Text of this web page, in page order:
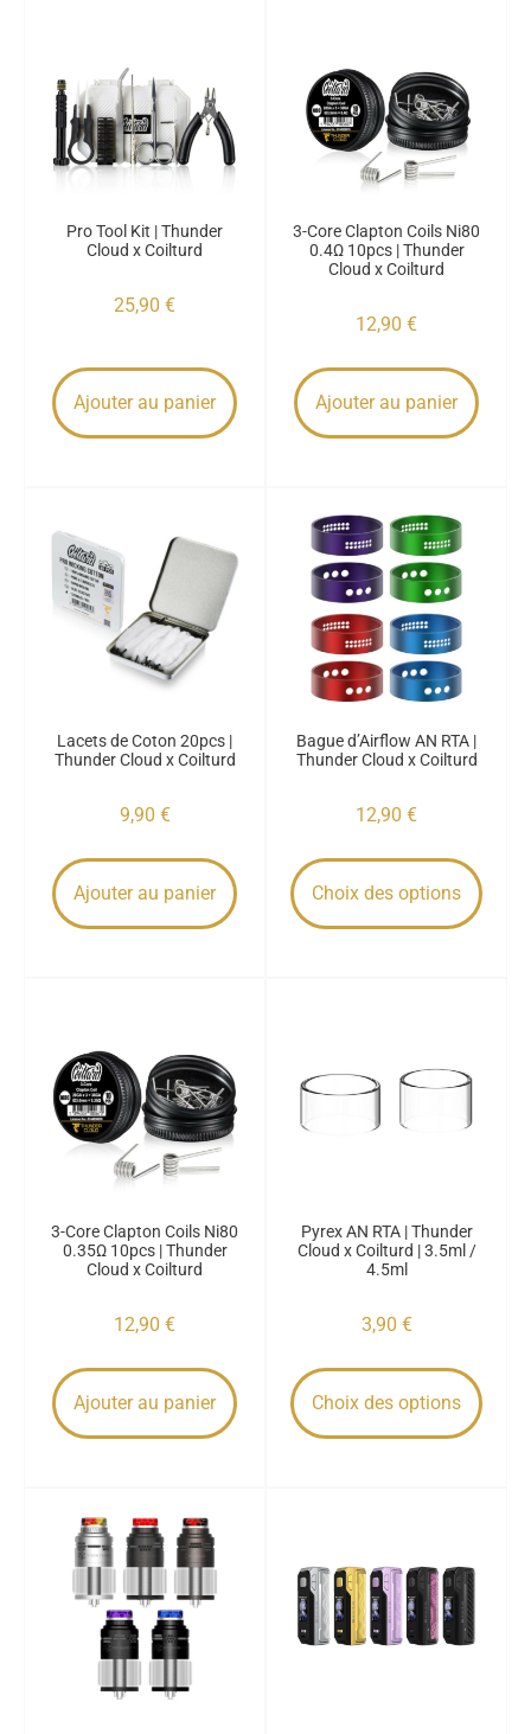
Pro Tool Kit | Thunder
Cloud x Coilturd
25,90 €
Ajouter au panier
3-Core Clapton Coils Ni80
0.4Ω 10pcs | Thunder
Cloud x Coilturd
12,90 €
Ajouter au panier
Lacets de Coton 20pcs |
Thunder Cloud x Coilturd
9,90 €
Ajouter au panier
Bague d’Airflow AN RTA |
Thunder Cloud x Coilturd
12,90 €
Choix des options
3-Core Clapton Coils Ni80
0.35Ω 10pcs | Thunder
Cloud x Coilturd
12,90 €
Ajouter au panier
Pyrex AN RTA | Thunder
Cloud x Coilturd | 3.5ml /
4.5ml
3,90 €
Choix des options